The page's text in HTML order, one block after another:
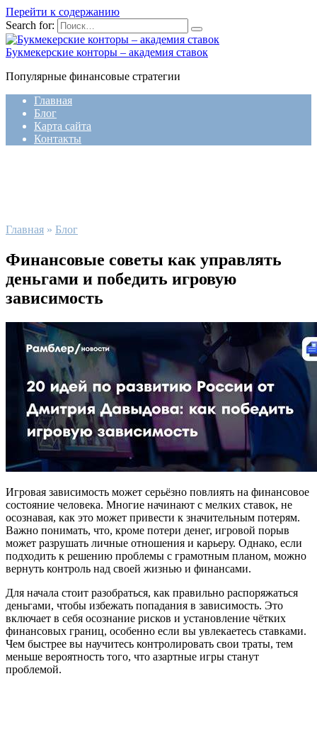
Перейти к содержанию
Search for:
Букмекерские конторы – академия ставок
Популярные финансовые стратегии
Главная
Блог
Карта сайта
Контакты
Главная » Блог
Финансовые советы как управлять
деньгами и победить игровую
зависимость
Игровая зависимость может серьёзно повлиять на финансовое
состояние человека. Многие начинают с мелких ставок, не
осознавая, как это может привести к значительным потерям.
Важно понимать, что, кроме потери денег, игровой порыв
может разрушать личные отношения и карьеру. Однако, если
подходить к решению проблемы с грамотным планом, можно
вернуть контроль над своей жизнью и финансами.
Для начала стоит разобраться, как правильно распоряжаться
деньгами, чтобы избежать попадания в зависимость. Это
включает в себя осознание рисков и установление чётких
финансовых границ, особенно если вы увлекаетесь ставками.
Чем быстрее вы научитесь контролировать свои траты, тем
меньше вероятность того, что азартные игры станут
проблемой.